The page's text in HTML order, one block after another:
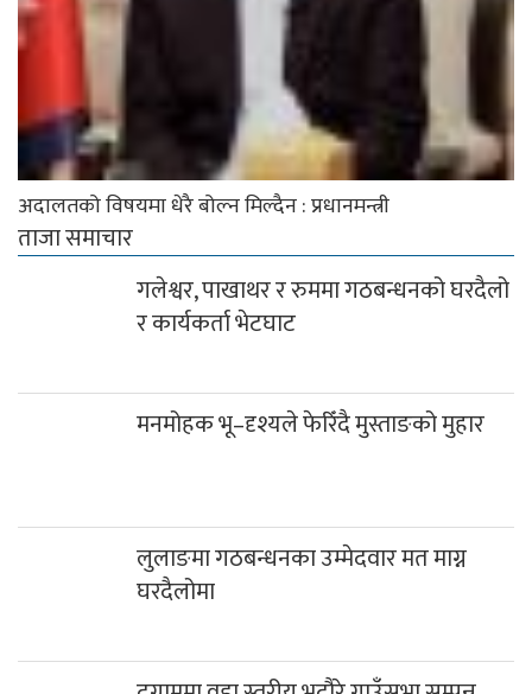
अदालतको विषयमा धेरै बोल्न मिल्दैन : प्रधानमन्त्री
ताजा समाचार
गलेश्वर, पाखाथर र रुममा गठबन्धनको घरदैलो
र कार्यकर्ता भेटघाट
मनमोहक भू–दृश्यले फेरिँदै मुस्ताङको मुहार
लुलाङमा गठबन्धनका उम्मेदवार मत माग्न
घरदैलोमा